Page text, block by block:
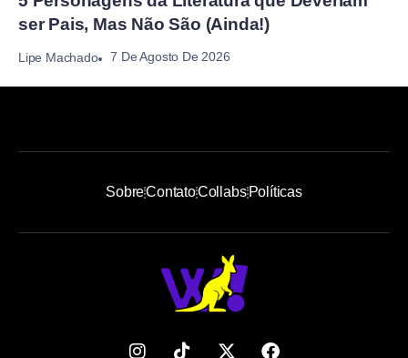
ser Pais, Mas Não São (Ainda!)
Lipe Machado 7 De Agosto De 2026
SobreContatoCollabsPolíticas